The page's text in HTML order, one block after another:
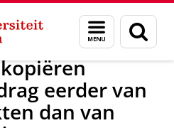
Menu
en
zoeken
Nieuwsberichten
eerder van
dan van